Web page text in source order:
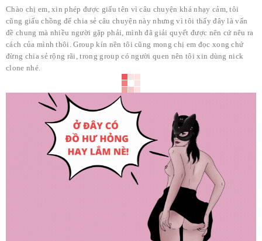
Chào chị em, xin phép được giấu tên vì câu chuyện khá nhạy cảm, tôi
cũng giấu chồng để chia sẻ câu chuyện này nhưng vì tôi thấy đây là vấn
đề chung mà nhiều người gặp phải, mình đã giải quyết được nên cứ nêu ra
cách của mình thôi. Group kín nên tôi cũng mong chị em đọc xong chứ
đừng chia sẻ rộng rãi, trong group có người quen nên tôi xin dùng nick
clone nhé.